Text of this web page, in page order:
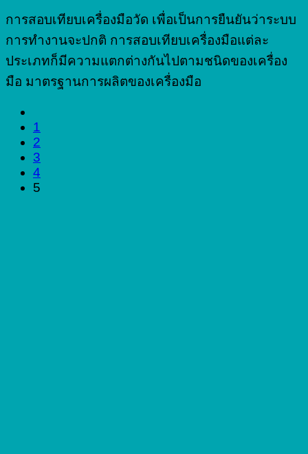
การสอบเทียบเครื่องมือวัด เพื่อเป็นการยืนยันว่าระบบ
การทำงานจะปกติ การสอบเทียบเครื่องมือแต่ละ
ประเภทก็มีความแตกต่างกันไปตามชนิดของเครื่อง
มือ มาตรฐานการผลิตของเครื่องมือ
1
2
3
4
5